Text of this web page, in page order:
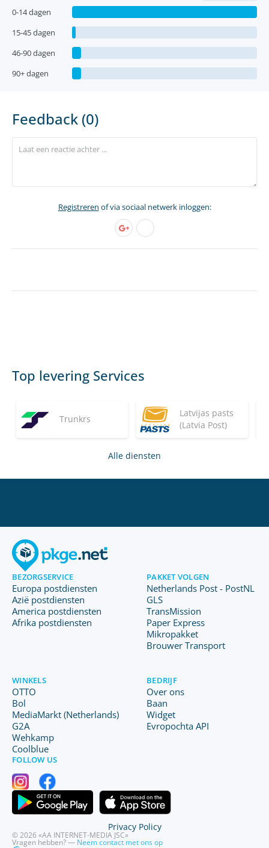
0-14 dagen
15-45 dagen
46-90 dagen
90+ dagen
Feedback (0)
Registreren of via sociaal netwerk inloggen:
Top levering Services
Trunkrs
Latvijas pasts
(Latvia Post)
Alle diensten
BEZORGSERVICE
Europa postdiensten
Azië postdiensten
America postdiensten
Afrika postdiensten
PAKKET VOLGEN
Netherlands Post - PostNL
GLS
TransMission
Paper Express
Mikropakket
Brouwer Transport
WINKELS
OTTO
Bol
MediaMarkt (Netherlands)
G2A
Wehkamp
Coolblue
BEDRIJF
Over ons
Baan
Widget
Evropochta API
FOLLOW US
© 2026 «AA INTERNET-MEDIA JSC»
Vragen hebben? — Neem contact met ons op
Privacy Policy